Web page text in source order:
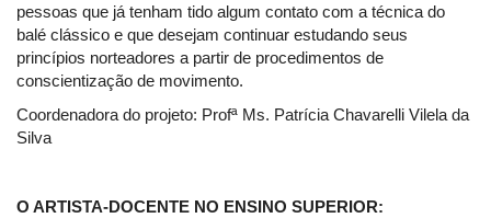
pessoas que já tenham tido algum contato com a técnica do
balé clássico e que desejam continuar estudando seus
princípios norteadores a partir de procedimentos de
conscientização de movimento.
Coordenadora do projeto: Profª Ms. Patrícia Chavarelli Vilela da
Silva
O ARTISTA-DOCENTE NO ENSINO SUPERIOR: